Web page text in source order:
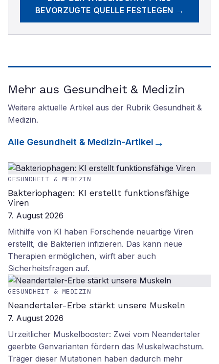
BEVORZUGTE QUELLE FESTLEGEN →
Mehr aus Gesundheit & Medizin
Weitere aktuelle Artikel aus der Rubrik Gesundheit &
Medizin.
Alle Gesundheit & Medizin-Artikel
GESUNDHEIT & MEDIZIN
Bakteriophagen: KI erstellt funktionsfähige
Viren
7. August 2026
Mithilfe von KI haben Forschende neuartige Viren
erstellt, die Bakterien infizieren. Das kann neue
Therapien ermöglichen, wirft aber auch
Sicherheitsfragen auf.
GESUNDHEIT & MEDIZIN
Neandertaler-Erbe stärkt unsere Muskeln
7. August 2026
Urzeitlicher Muskelbooster: Zwei vom Neandertaler
geerbte Genvarianten fördern das Muskelwachstum.
Träger dieser Mutationen haben dadurch mehr